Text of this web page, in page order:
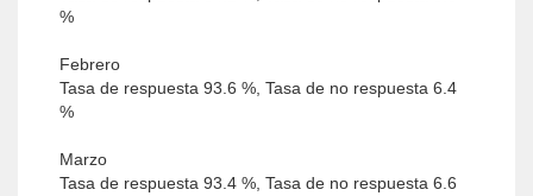
%
Febrero
Tasa de respuesta 93.6 %, Tasa de no respuesta 6.4
%
Marzo
Tasa de respuesta 93.4 %, Tasa de no respuesta 6.6